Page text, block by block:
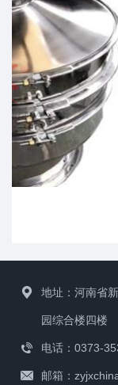
地址：河南省
园综合楼四楼
电话：0373-
邮箱：